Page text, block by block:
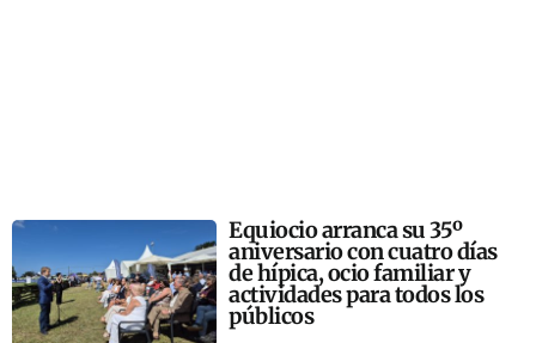
Equiocio arranca su 35º
aniversario con cuatro días
de hípica, ocio familiar y
actividades para todos los
públicos